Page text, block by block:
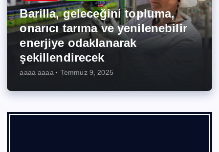
Barilla, geleceğini topluma,
onarıcı tarıma ve yenilenebilir
enerjiye odaklanarak
şekillendirecek
aaaa aaaa Temmuz 9, 2025